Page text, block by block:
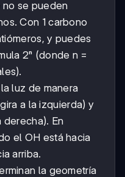
se pueden
Con 1 carbono
y puedes
2ⁿ (donde n =
luz de manera
a la izquierda) y
derecha). En
el OH está hacia
arriba.
la geometría